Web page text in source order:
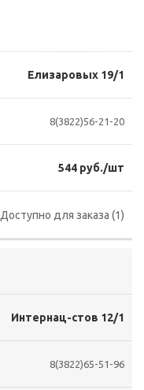
Елизаровых 19/1
8(3822)56-21-20
544 руб./шт
Доступно для заказа (1)
Интернац-стов 12/1
8(3822)65-51-96